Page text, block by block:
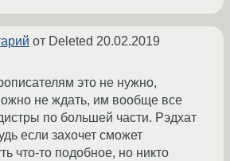
от Deleted 20.02.2019
это не нужно,
не ждать, им вообще все
по большей части. Рэдхат
если захочет сможет
что-то подобное, но никто